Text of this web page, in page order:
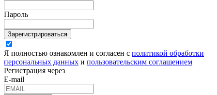
Пароль
Зарегистрироваться
Я полностью ознакомлен и согласен с политикой обработки
персональных данных и пользовательским соглашением
Регистрация через
E-mail